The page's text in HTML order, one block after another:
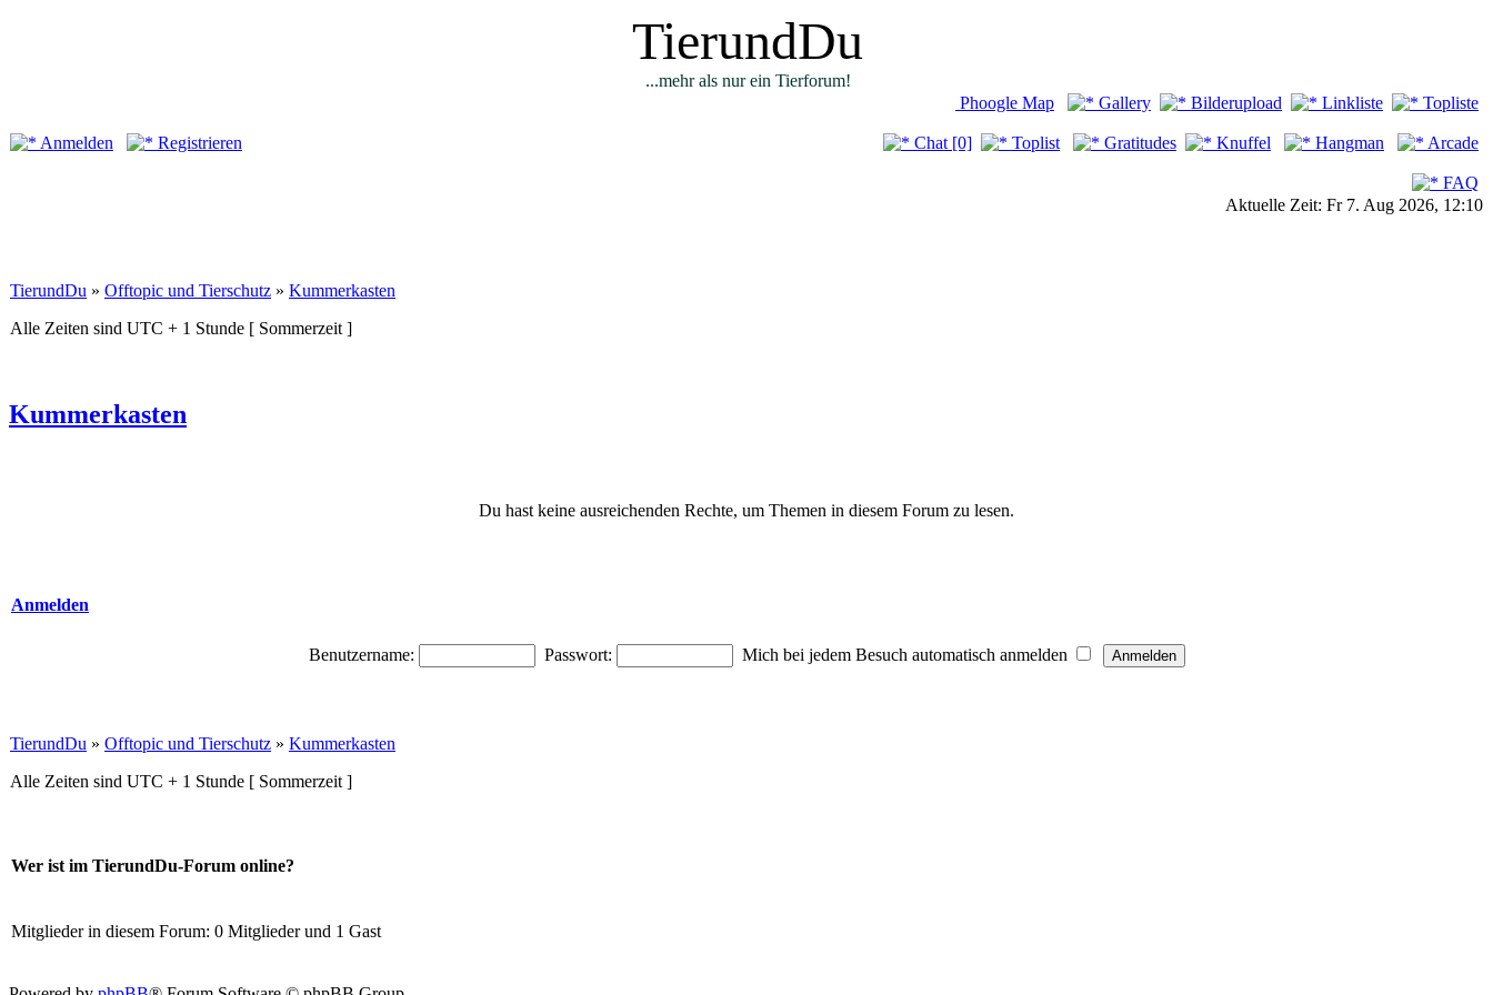
TierundDu
...mehr als nur ein Tierforum!
Anmelden Registrieren
Phoogle Map Gallery Bilderupload Linkliste Topliste
Chat [0] Toplist Gratitudes Knuffel Hangman Arcade
FAQ
Aktuelle Zeit: Fr 7. Aug 2026, 12:10
TierundDu » Offtopic und Tierschutz » Kummerkasten
Alle Zeiten sind UTC + 1 Stunde [ Sommerzeit ]
Kummerkasten
Du hast keine ausreichenden Rechte, um Themen in diesem Forum zu lesen.
Anmelden
Benutzername: Passwort: Mich bei jedem Besuch automatisch anmelden
TierundDu » Offtopic und Tierschutz » Kummerkasten
Alle Zeiten sind UTC + 1 Stunde [ Sommerzeit ]
Wer ist im TierundDu-Forum online?
Mitglieder in diesem Forum: 0 Mitglieder und 1 Gast